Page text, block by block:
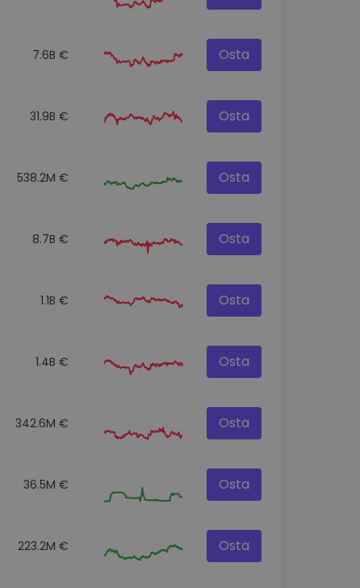
7.6B € Osta
31.9B € Osta
538.2M € Osta
8.7B € Osta
1.1B € Osta
1.4B € Osta
342.6M € Osta
36.5M € Osta
223.2M € Osta